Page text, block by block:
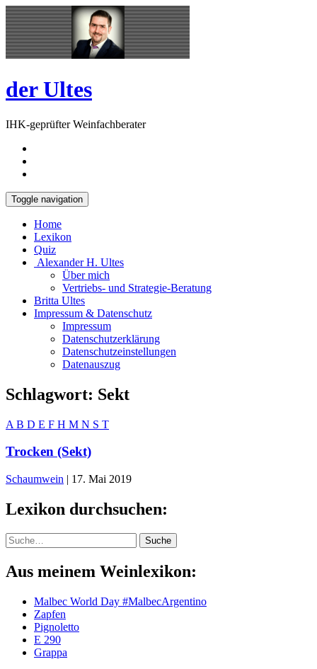
Skip
to
content
Open
Sidebar
der Ultes
IHK-geprüfter Weinfachberater
Toggle navigation
Home
Lexikon
Quiz
Alexander H. Ultes
Über mich
Vertriebs- und Strategie-Beratung
Britta Ultes
Impressum & Datenschutz
Impressum
Datenschutzerklärung
Datenschutzeinstellungen
Datenauszug
Schlagwort: Sekt
A B D E F H M N S T
Trocken (Sekt)
Schaumwein | 17. Mai 2019
Lexikon durchsuchen:
Suche Suche
Aus meinem Weinlexikon:
Malbec World Day #MalbecArgentino
Zapfen
Pignoletto
E 290
Grappa